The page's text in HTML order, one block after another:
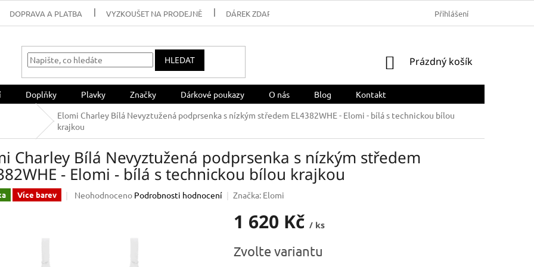
DOPRAVA A PLATBA VYZKOUŠET NA PRODEJNĚ DÁREK ZDARMA REKLAMACE A VRÁCENÍ ZBOŽÍ
Přihlášení
HLEDAT
NÁKUPNÍ
Prázdný košík
Doplňky Plavky Značky Dárkové poukazy O nás Blog Kontakt
Elomi Charley Bílá Nevyztužená podprsenka s nízkým středem EL4382WHE - Elomi - bílá s technickou bílou
krajkou
Charley Bílá Nevyztužená podprsenka s nízkým středem
- Elomi - bílá s technickou bílou krajkou
Více barev
Průměrné
Neohodnoceno Podrobnosti hodnocení Značka: Elomi
1 620 Kč / ks
cena:
Zvolte variantu